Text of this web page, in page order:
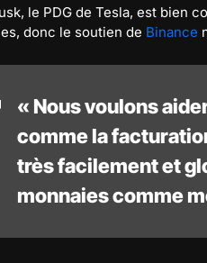
le PDG de Tesla, est bien
donc le soutien de Binance
« Nous voulons
comme la
très facilement et
monnaies comme